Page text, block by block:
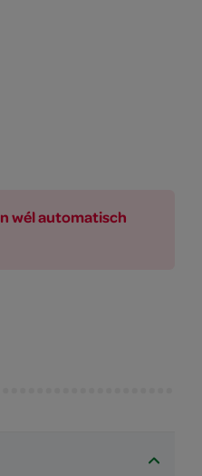
wél automatisch